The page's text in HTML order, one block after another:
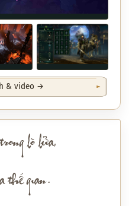
& video →
lò lửa,
thế gian.